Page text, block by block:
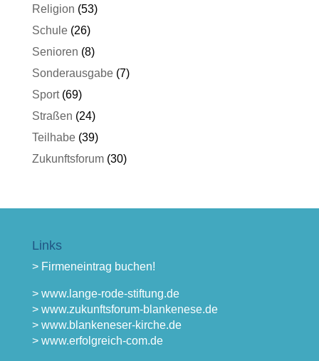
Religion (53)
Schule(26)
Senioren (8)
Sonderausgabe(7)
Sport(69)
Straßen (24)
Teilhabe(39)
Zukunftsforum(30)
Links
> Firmeneintrag buchen!
> www.lange-rode-stiftung.de
> www.zukunftsforum-blankenese.de
> www.blankeneser-kirche.de
> www.erfolgreich-com.de